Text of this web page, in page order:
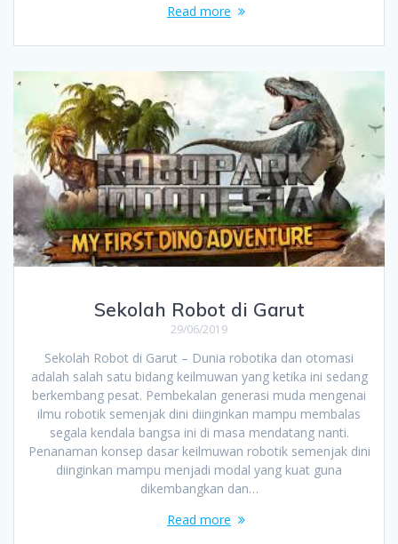
Read more
Sekolah Robot di Garut
29/06/2019
Sekolah Robot di Garut – Dunia robotika dan otomasi
adalah salah satu bidang keilmuwan yang ketika ini sedang
berkembang pesat. Pembekalan generasi muda mengenai
ilmu robotik semenjak dini diinginkan mampu membalas
segala kendala bangsa ini di masa mendatang nanti.
Penanaman konsep dasar keilmuwan robotik semenjak dini
diinginkan mampu menjadi modal yang kuat guna
dikembangkan dan…
Read more